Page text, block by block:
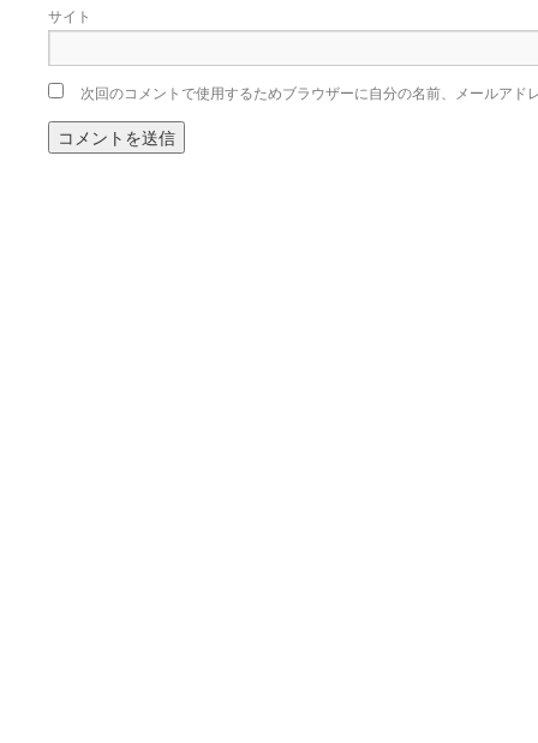
サイト
次回のコメントで使用するためブラウザーに自分の名前、メールアド